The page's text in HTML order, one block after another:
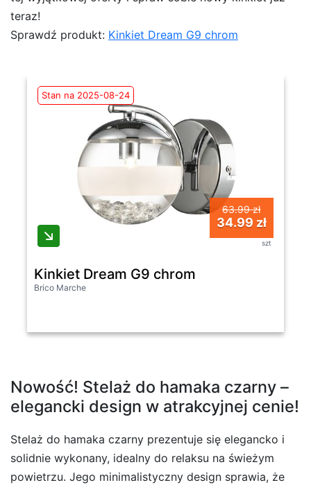
teraz!
Sprawdź produkt: Kinkiet Dream G9 chrom
Stan na 2025-08-24
63.99 zł
34.99 zł
szt
Kinkiet Dream G9 chrom
Brico Marche
Nowość! Stelaż do hamaka czarny –
elegancki design w atrakcyjnej cenie!
Stelaż do hamaka czarny prezentuje się elegancko i
solidnie wykonany, idealny do relaksu na świeżym
powietrzu. Jego minimalistyczny design sprawia, że